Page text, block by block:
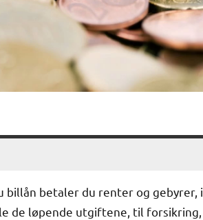
betaler du renter og gebyrer, i
de løpende utgiftene, til forsikring,